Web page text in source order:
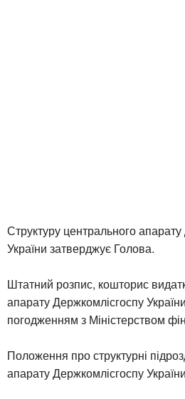
Структуру центрального
України затверджує Голова.
Штатний розпис, кошторис
апарату Держкомлісгоспу
погодженням з Міністерством
Положення про структурні
апарату Держкомлісгоспу